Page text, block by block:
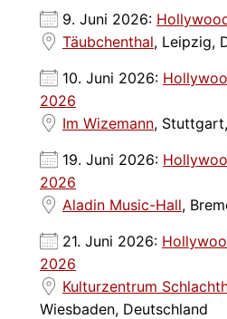
9. Juni 2026:
Täubchenthal, Leipzig,
10. Juni 2026:
2026
Im Wizemann,
19. Juni 2026:
2026
Aladin Music-Hall,
21. Juni 2026:
2026
Kulturzentrum
Wiesbaden, Deutschland